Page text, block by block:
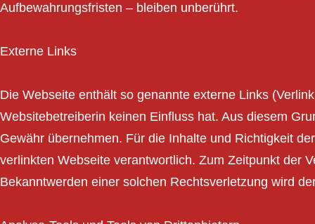
Aufbewahrungsfristen – bleiben unberührt.
Externe Links
Die Webseite enthält so genannte externe Links
Websitebetreiberin keinen Einfluss hat. Aus diesem
Gewähr übernehmen. Für die Inhalte und Richtigkeit
verlinkten Webseite verantwortlich. Zum Zeitpunkt der
Bekanntwerden einer solchen Rechtsverletzung wird